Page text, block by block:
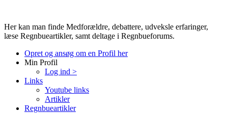
indhold
Her kan man finde Medforældre, debattere, udveksle erfaringer,
læse Regnbueartikler, samt deltage i Regnbueforums.
Opret og ansøg om en Profil her
Min Profil
Log ind >
Links
Youtube links
Artikler
Regnbueartikler